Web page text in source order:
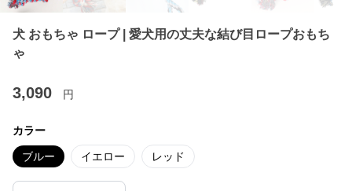
犬 おもちゃ ロープ | 愛犬用の丈夫な結び目ロープおもち
ゃ
3,090 円
カラー
ブルー イエロー レッド